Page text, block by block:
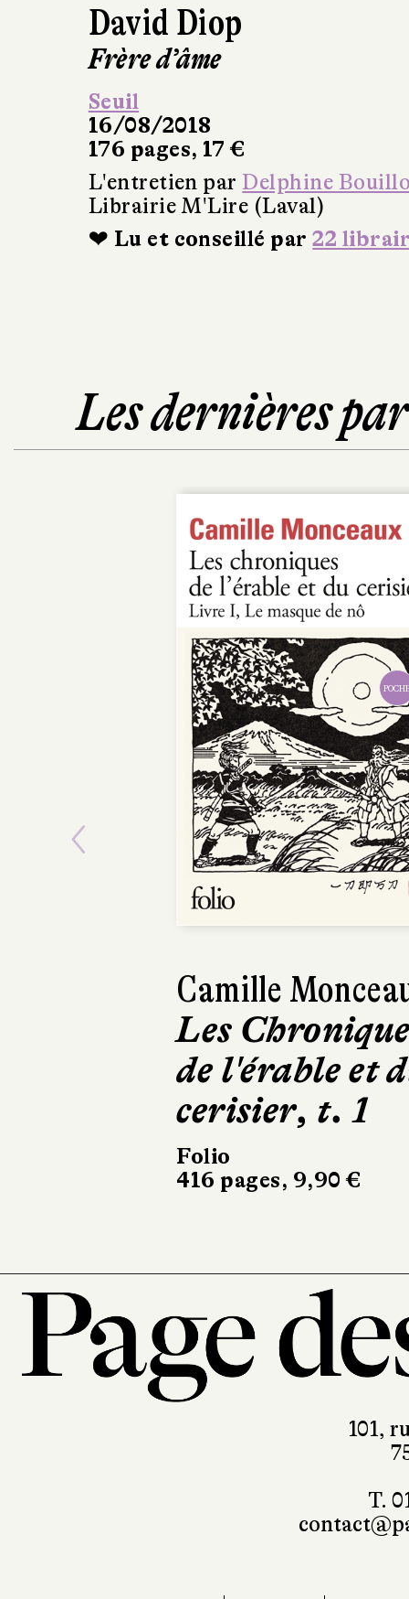
David Diop
Frère d’âme
Seuil
16/08/2018
176 pages, 17 €
L'entretien parDelphine
Librairie M'Lire (Laval)
❤ Lu et conseillé par22
Les dernières
POCHE
Camille
Les
de l'érable et
cerisier, t. 1
Folio
416 pages, 9,90 €
Previous
101,
T.